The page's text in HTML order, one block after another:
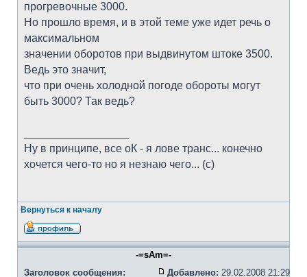
прогревочные 3000.
Но прошло время, и в этой теме уже идет речь о
максимальном
значении оборотов при выдвинутом штоке 3500.
Ведь это значит,
что при очень холодной погоде обороты могут
быть 3000? Так ведь?
Ну в принципе, все оК - я лове транс... конечно
хочется чего-то но я незнаю чего... (с)
Вернуться к началу
-=sAm=-
Заголовок сообщения:
Добавлено: 29.02.2008 21:29